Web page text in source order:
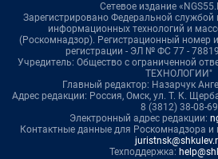
Сетевое издание
Зарегистрировано Федеральной службой
информационных технологий и
(Роскомнадзор). Регистрационный номер
регистрации - ЭЛ № ФС 77 -
Учредитель: Общество с ограниченной
ТЕХНОЛОГИИ"
Главный редактор: Назарчук
Адрес редакции: Россия, Омск, ул. Т. К.
8 (3812) 38-08-69
Электронный адрес редакции:
Контактные данные для Роскомнадзора и
Техподдержка: